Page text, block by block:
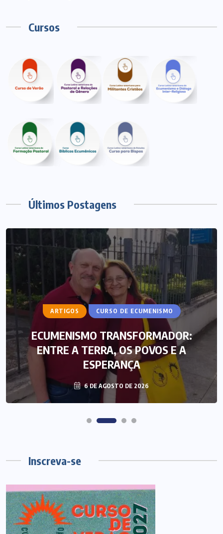
Cursos
Últimos Postagens
ARTIGOS CURSO DE ECUMENISMO
ECUMENISMO TRANSFORMADOR:
ENTRE A TERRA, OS POVOS E A
ESPERANÇA
6 DE AGOSTO DE 2026
Inscreva-se